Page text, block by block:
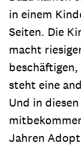
in einem
Seiten. Die
macht
steht eine
Und in
Jahren